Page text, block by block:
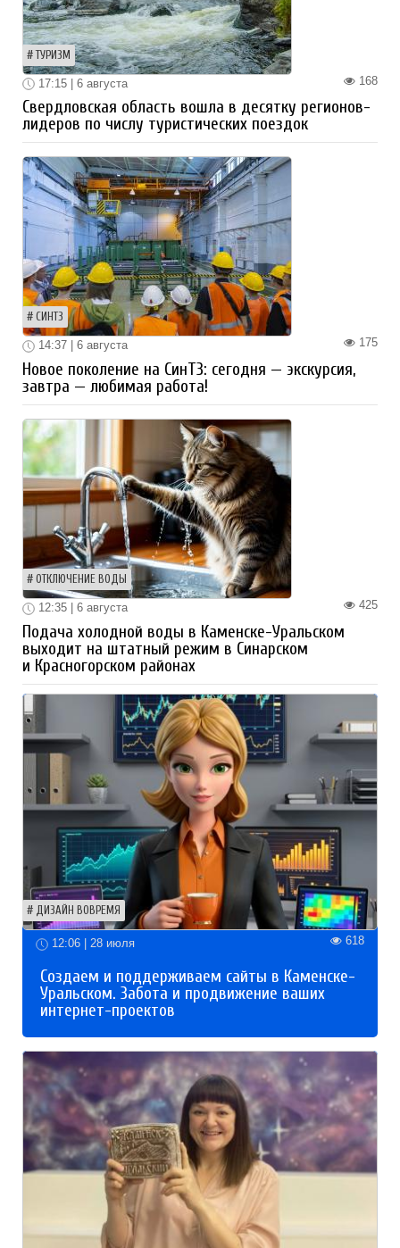
ТУРИЗМ
168
17:15 | 6 августа
Свердловская область вошла в десятку регионов-
лидеров по числу туристических поездок
СИНТЗ
175
14:37 | 6 августа
Новое поколение на СинТЗ: сегодня — экскурсия,
завтра — любимая работа!
ОТКЛЮЧЕНИЕ ВОДЫ
425
12:35 | 6 августа
Подача холодной воды в Каменске-Уральском
выходит на штатный режим в Синарском
и Красногорском районах
ДИЗАЙН ВОВРЕМЯ
12:06 | 28 июля 618
Создаем и поддерживаем сайты в Каменске-
Уральском. Забота и продвижение ваших
интернет-проектов